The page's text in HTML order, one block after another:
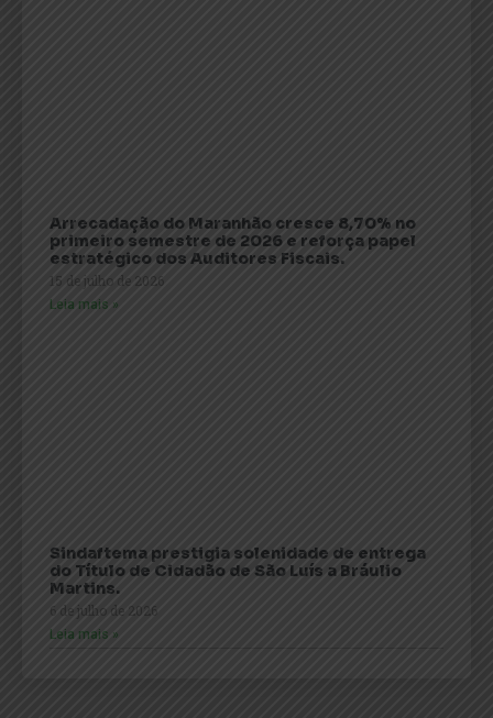
Arrecadação do Maranhão cresce 8,70% no
primeiro semestre de 2026 e reforça papel
estratégico dos Auditores Fiscais.
15 de julho de 2026
Leia mais »
Sindaftema prestigia solenidade de entrega
do Título de Cidadão de São Luís a Bráulio
Martins.
6 de julho de 2026
Leia mais »